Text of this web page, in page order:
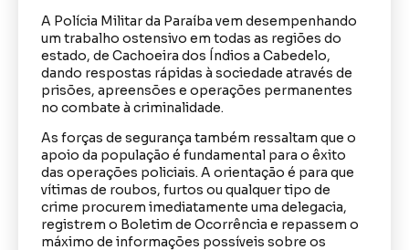
A Polícia Militar da Paraíba vem desempenhando
um trabalho ostensivo em todas as regiões do
estado, de Cachoeira dos Índios a Cabedelo,
dando respostas rápidas à sociedade através de
prisões, apreensões e operações permanentes
no combate à criminalidade.
As forças de segurança também ressaltam que o
apoio da população é fundamental para o êxito
das operações policiais. A orientação é para que
vítimas de roubos, furtos ou qualquer tipo de
crime procurem imediatamente uma delegacia,
registrem o Boletim de Ocorrência e repassem o
máximo de informações possíveis sobre os